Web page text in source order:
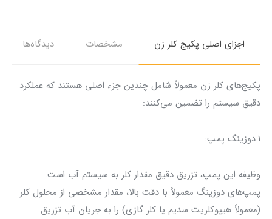
اجزای اصلی پکیج کلر زن مشخصات دیدگاه‌ها
پکیج‌های کلر زن معمولاً شامل چندین جزء اصلی هستند که عملکرد
دقیق سیستم را تضمین می‌کنند:
1.دوزینگ پمپ:
وظیفه این پمپ، تزریق دقیق مقدار کلر به سیستم آب است.
پمپ‌های دوزینگ معمولاً با دقت بالا، مقدار مشخصی از محلول کلر
(معمولاً هیپوکلریت سدیم یا کلر گازی) را به جریان آب تزریق